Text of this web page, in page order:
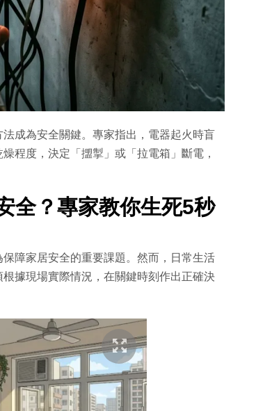
成為安全關鍵。專家指出，電器起火時盲
程度，決定「擝掣」或「拉電箱」斷電，
全？專家教你生死5秒
障家居安全的重要課題。然而，日常生活
據現場實際情況，在關鍵時刻作出正確決